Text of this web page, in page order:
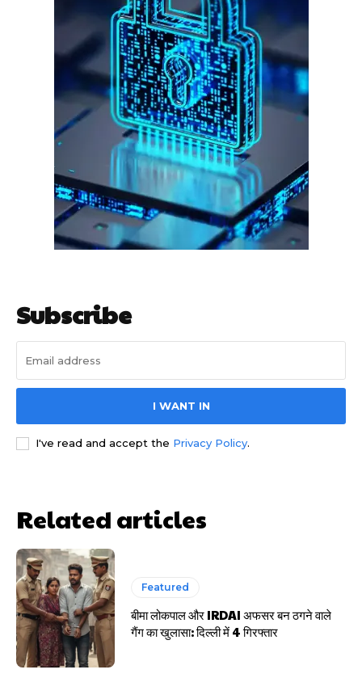
हर खाते के बदले मिलते थे 20 से 25 हजार
HIGHLIGHT
Subscribe
I WANT IN
I've read and accept the Privacy Policy.
Related articles
Featured
बीमा लोकपाल और IRDAI अफसर बन ठगने वाले
गैंग का खुलासा: दिल्ली में 4 गिरफ्तार